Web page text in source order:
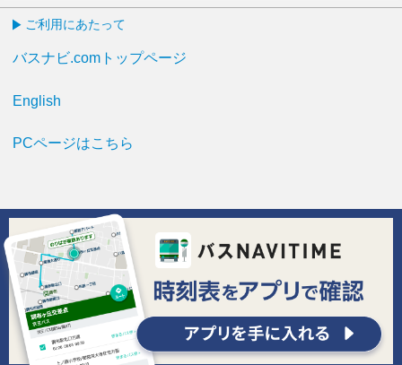
ご利用にあたって
バスナビ.comトップページ
English
PCページはこちら